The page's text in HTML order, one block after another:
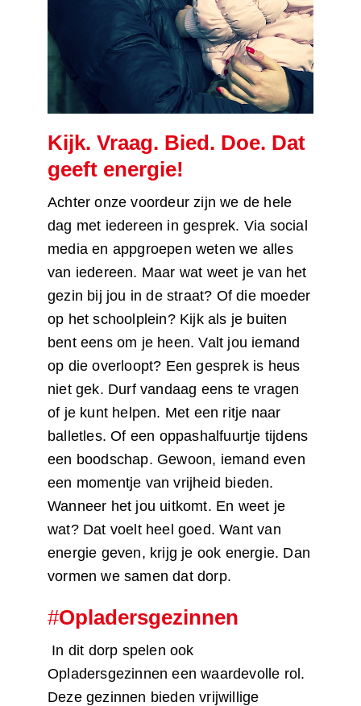
Kijk. Vraag. Bied. Doe. Dat
geeft energie!
Achter onze voordeur zijn we de hele
dag met iedereen in gesprek. Via social
media en appgroepen weten we alles
van iedereen. Maar wat weet je van het
gezin bij jou in de straat? Of die moeder
op het schoolplein? Kijk als je buiten
bent eens om je heen. Valt jou iemand
op die overloopt? Een gesprek is heus
niet gek. Durf vandaag eens te vragen
of je kunt helpen. Met een ritje naar
balletles. Of een oppashalfuurtje tijdens
een boodschap. Gewoon, iemand even
een momentje van vrijheid bieden.
Wanneer het jou uitkomt. En weet je
wat? Dat voelt heel goed. Want van
energie geven, krijg je ook energie. Dan
vormen we samen dat dorp.
#Opladersgezinnen
In dit dorp spelen ook
Opladersgezinnen een waardevolle rol.
Deze gezinnen bieden vrijwillige